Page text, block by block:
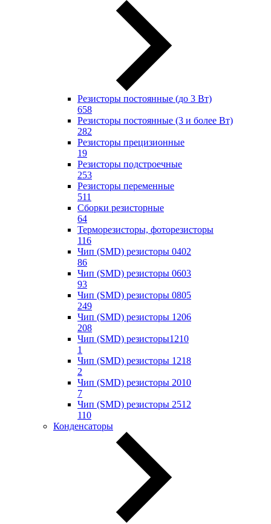
Резисторы постоянные (до 3 Вт)
658
Резисторы постоянные (3 и более Вт)
282
Резисторы прецизионные
19
Резисторы подстроечные
253
Резисторы переменные
511
Сборки резисторные
64
Терморезисторы, фоторезисторы
116
Чип (SMD) резисторы 0402
86
Чип (SMD) резисторы 0603
93
Чип (SMD) резисторы 0805
249
Чип (SMD) резисторы 1206
208
Чип (SMD) резисторы1210
1
Чип (SMD) резисторы 1218
2
Чип (SMD) резисторы 2010
7
Чип (SMD) резисторы 2512
110
Конденсаторы